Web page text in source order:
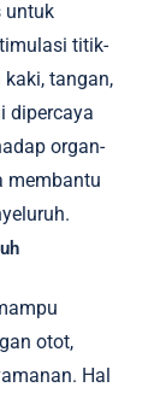
untuk
titik-
tangan,
dipercaya
organ-
membantu
otot,
Hal